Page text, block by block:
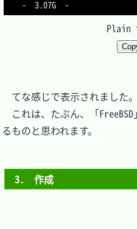
Plain
てな感じで表示されました。
これは、たぶん、「
るものと思われます。
3.　作成